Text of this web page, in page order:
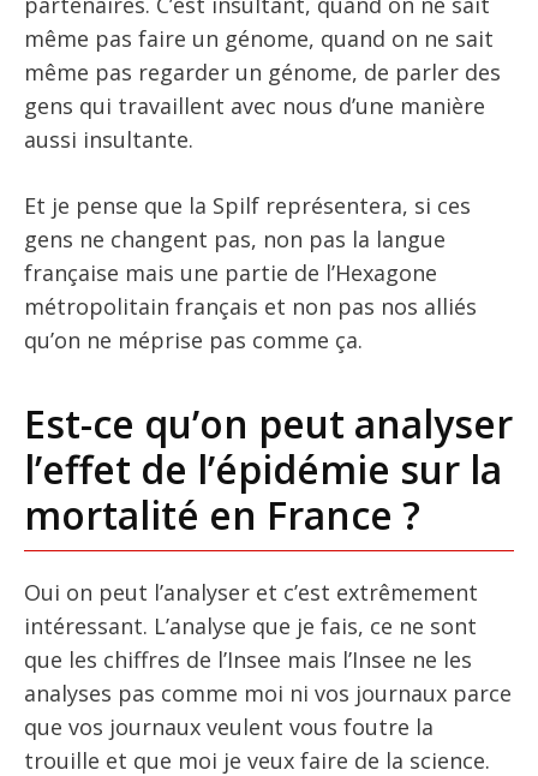
même pas faire un génome, quand on ne sait
même pas regarder un génome, de parler des
gens qui travaillent avec nous d’une manière
aussi insultante.
Et je pense que la Spilf représentera, si ces
gens ne changent pas, non pas la langue
française mais une partie de l’Hexagone
métropolitain français et non pas nos alliés
qu’on ne méprise pas comme ça.
Est-ce qu’on peut analyser
l’effet de l’épidémie sur la
mortalité en France ?
Oui on peut l’analyser et c’est extrêmement
intéressant. L’analyse que je fais, ce ne sont
que les chiffres de l’Insee mais l’Insee ne les
analyses pas comme moi ni vos journaux parce
que vos journaux veulent vous foutre la
trouille et que moi je veux faire de la science.